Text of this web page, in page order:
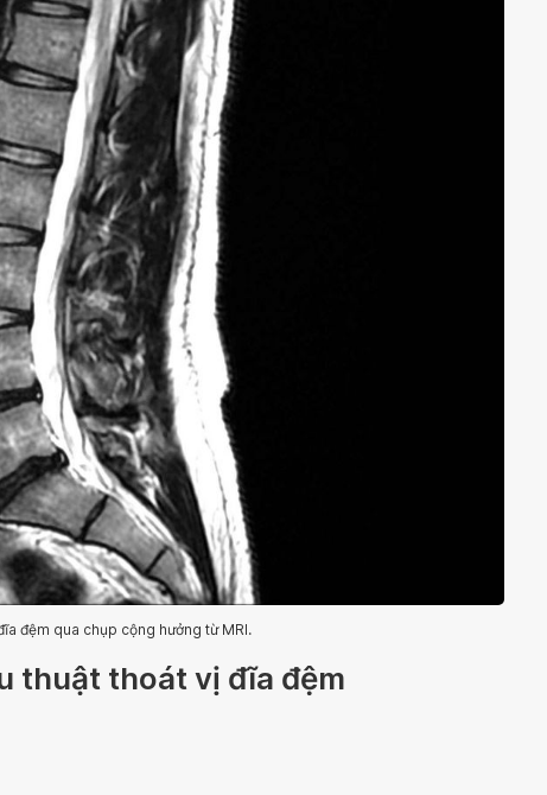
đệm qua chụp cộng hưởng từ MRI.
thuật thoát vị đĩa đệm